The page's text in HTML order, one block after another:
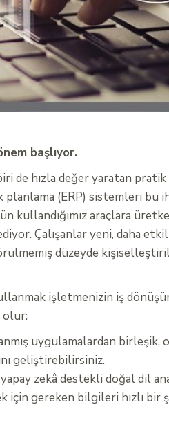
başlıyor.
de hızla değer yaratan
(ERP) sistemleri bu
kullandığımız araçlara
Çalışanlar yeni, daha
düzeyde
işletmenizin iş
olur:
uygulamalardan birleşik,
geliştirebilirsiniz.
zekâ destekli doğal dil
için gereken bilgileri hızlı bir